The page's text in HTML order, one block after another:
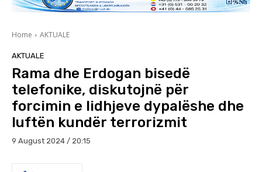
Home AKTUALE
AKTUALE
Rama dhe Erdogan bisedë
telefonike, diskutojnë për
forcimin e lidhjeve dypalëshe dhe
luftën kundër terrorizmit
9 August 2024 / 20:15